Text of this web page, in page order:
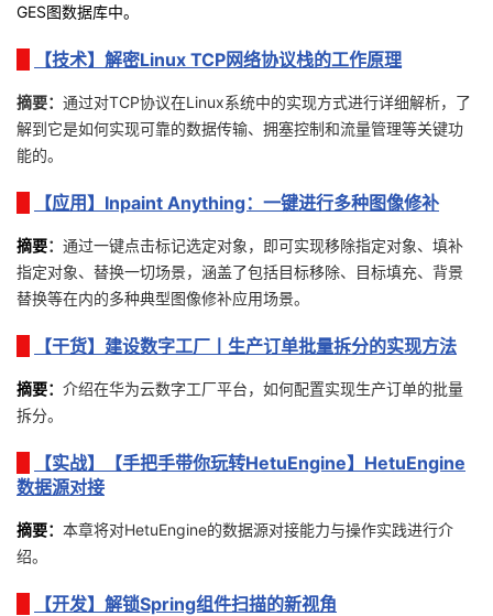
学
堂
我
的
课
程
我
的
认
证
我
的
实
验
我
的
收
我
的
技
术
支
我
的
云
声
议
GES图数据库中。
【技术】解密Linux TCP网络协议栈的工作原理
摘要： 通过对TCP协议在Linux系统中的实现方式进行详细解析，了
解到它是如何实现可靠的数据传输、拥塞控制和流量管理等关键功
能的。
【应用】Inpaint Anything：一键进行多种图像修补
摘要： 通过一键点击标记选定对象，即可实现移除指定对象、填补
指定对象、替换一切场景，涵盖了包括目标移除、目标填充、背景
替换等在内的多种典型图像修补应用场景。
【干货】建设数字工厂丨生产订单批量拆分的实现方法
摘要： 介绍在华为云数字工厂平台，如何配置实现生产订单的批量
拆分。
【实战】【手把手带你玩转HetuEngine】HetuEngine
数据源对接
摘要： 本章将对HetuEngine的数据源对接能力与操作实践进行介
绍。
【开发】解锁Spring组件扫描的新视角